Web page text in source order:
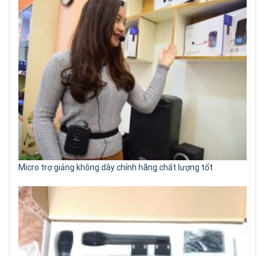
Micro trợ giảng không dây chính hãng chất lượng tốt